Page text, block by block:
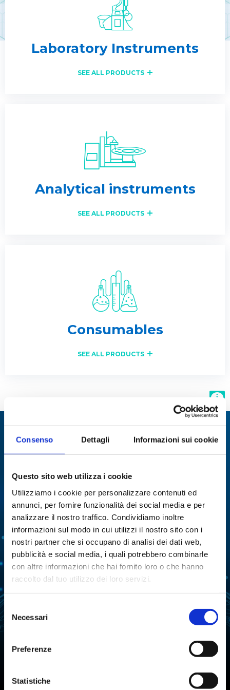
Consenso Dettagli Informazioni sui cookie
Questo sito web utilizza i cookie
Utilizziamo i cookie per personalizzare contenuti ed
annunci, per fornire funzionalità dei social media e per
analizzare il nostro traffico. Condividiamo inoltre
informazioni sul modo in cui utilizzi il nostro sito con i
nostri partner che si occupano di analisi dei dati web,
pubblicità e social media, i quali potrebbero combinarle
con altre informazioni che hai fornito loro o che hanno
raccolto dal tuo utilizzo dei loro servizi.
Selezione
delNecessari
Preferenze
Statistiche
Laboratory Instruments
SEE ALL PRODUCTS
Analytical instruments
SEE ALL PRODUCTS
Consumables
SEE ALL PRODUCTS
We specialize in:
MULTI-PARAMETRIC
ANALYZERS
CELL CULTURES DISTILLATION
EXTRACTION EVAPORATION
FERMENTATION FREEZE-DRYING
WATER ACTIVITY ANALYSIS